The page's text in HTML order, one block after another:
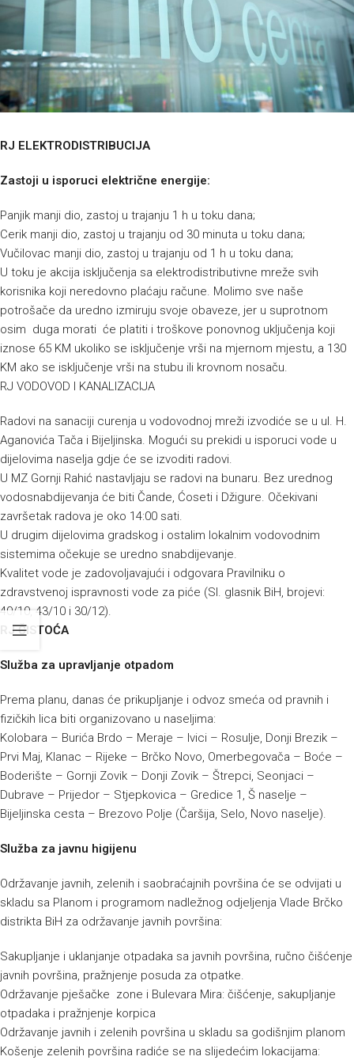
RJ ELEKTRODISTRIBUCIJA
Zastoji u isporuci električne energije:
Panjik manji dio, zastoj u trajanju 1 h u toku dana;
Cerik manji dio, zastoj u trajanju od 30 minuta u toku dana;
Vučilovac manji dio, zastoj u trajanju od 1 h u toku dana;
U toku je akcija isključenja sa elektrodistributivne mreže svih
korisnika koji neredovno plaćaju račune. Molimo sve naše
potrošače da uredno izmiruju svoje obaveze, jer u suprotnom
osim duga morati će platiti i troškove ponovnog uključenja koji
iznose 65 KM ukoliko se isključenje vrši na mjernom mjestu, a 130
KM ako se isključenje vrši na stubu ili krovnom nosaču.
RJ VODOVOD I KANALIZACIJA
Radovi na sanaciji curenja u vodovodnoj mreži izvodiće se u ul. H.
Aganovića Tača i Bijeljinska. Mogući su prekidi u isporuci vode u
dijelovima naselja gdje će se izvoditi radovi.
U MZ Gornji Rahić nastavljaju se radovi na bunaru. Bez urednog
vodosnabdijevanja će biti Čande, Ćoseti i Džigure. Očekivani
završetak radova je oko 14:00 sati.
U drugim dijelovima gradskog i ostalim lokalnim vodovodnim
sistemima očekuje se uredno snabdijevanje.
Kvalitet vode je zadovoljavajući i odgovara Pravilniku o
zdravstvenoj ispravnosti vode za piće (Sl. glasnik BiH, brojevi:
40/10, 43/10 i 30/12).
RJ ČISTOĆA
Služba za upravljanje otpadom
Prema planu, danas će prikupljanje i odvoz smeća od pravnih i
fizičkih lica biti organizovano u naseljima:
Kolobara – Burića Brdo – Meraje – Ivici – Rosulje, Donji Brezik –
Prvi Maj, Klanac – Rijeke – Brčko Novo, Omerbegovača – Boće –
Boderište – Gornji Zovik – Donji Zovik – Štrepci, Seonjaci –
Dubrave – Prijedor – Stjepkovica – Gredice 1, Š naselje –
Bijeljinska cesta – Brezovo Polje (Čaršija, Selo, Novo naselje).
Služba za javnu higijenu
Održavanje javnih, zelenih i saobraćajnih površina će se odvijati u
skladu sa Planom i programom nadležnog odjeljenja Vlade Brčko
distrikta BiH za održavanje javnih površina:
Sakupljanje i uklanjanje otpadaka sa javnih površina, ručno čišćenje
javnih površina, pražnjenje posuda za otpatke.
Održavanje pješačke zone i Bulevara Mira: čišćenje, sakupljanje
otpadaka i pražnjenje korpica
Održavanje javnih i zelenih površina u skladu sa godišnjim planom
Košenje zelenih površina radiće se na slijedećim lokacijama: